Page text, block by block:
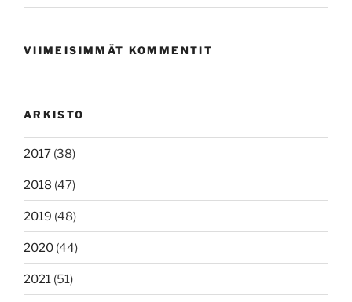
VIIMEISIMMÄT KOMMENTIT
ARKISTO
2017 (38)
2018 (47)
2019 (48)
2020 (44)
2021 (51)